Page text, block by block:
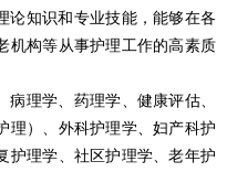
论知识和专业技能，能够在各
机构等从事护理工作的高素质
理学、药理学、健康评估、
理）、外科护理学、妇产科护
护理学、社区护理学、老年护